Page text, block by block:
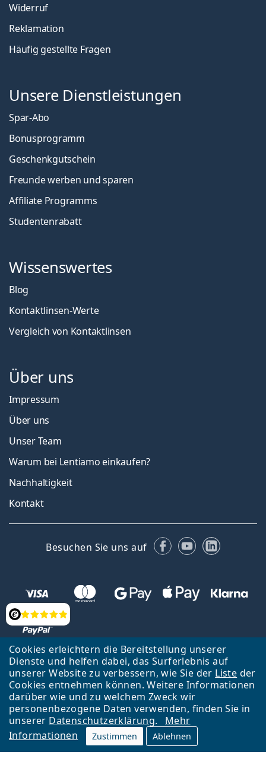
Cookies erleichtern die Bereitstellung unserer
Dienste und helfen dabei, das Surferlebnis auf
unserer Website zu verbessern, wie Sie der Liste der
Cookies entnehmen können. Weitere Informationen
darüber wie und zu welchem Zweck wir
personenbezogene Daten verwenden, finden Sie in
unserer Datenschutzerklärung.
Mehr
Informationen
Zustimmen Ablehnen
Bewertung
Widerruf
Reklamation
Häufig gestellte Fragen
Unsere Dienstleistungen
Spar-Abo
Bonusprogramm
Geschenkgutschein
Freunde werben und sparen
Affiliate Programms
Studentenrabatt
Wissenswertes
Blog
Kontaktlinsen-Werte
Vergleich von Kontaktlinsen
Über uns
Impressum
Über uns
Unser Team
Warum bei Lentiamo einkaufen?
Nachhaltigkeit
Kontakt
Besuchen Sie uns auf Facebook
YouTubeLinkedIn
Zurück zur Hauptseite
Nach oben
Lentiamo s.r.o., Tschechien ist Eigentümer und Betreiber des Online-
Shops Lentiamo.at
Seit 18 Jahren sind wir für Sie da.